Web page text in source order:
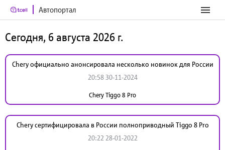
Автопортал
Сегодня, 6 августа 2026 г.
Chery официально анонсировала несколько новинок для России
20:58 30-11-2024
Chery Tiggo 8 Pro
Chery сертифицировала в России полноприводный Tiggo 8 Pro
20:22 28-01-2022